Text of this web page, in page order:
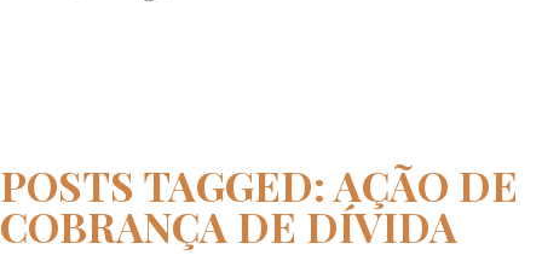
POSTS TAGGED: AÇÃO DE
COBRANÇA DE DÍVIDA